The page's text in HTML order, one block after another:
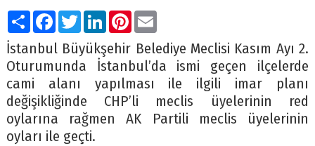
PaylaşFacebook
TwitterLinkedIn
Pinterest
Email
İstanbul Büyükşehir Belediye Meclisi Kasım Ayı 2.
Oturumunda İstanbul’da ismi geçen ilçelerde
cami alanı yapılması ile ilgili imar planı
değişikliğinde CHP’li meclis üyelerinin red
oylarına rağmen AK Partili meclis üyelerinin
oyları ile geçti.